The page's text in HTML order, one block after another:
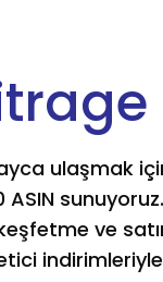
ulaşmak
ve
indirimleriyle